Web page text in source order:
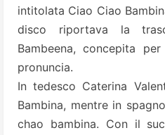
intitolata Ciao Ciao
disco riportava la
Bambeena, concepita
pronuncia.
In tedesco Caterina
Bambina, mentre in
chao bambina. Con il